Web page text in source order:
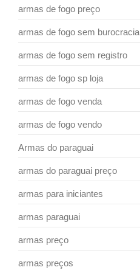
armas de fogo preço
armas de fogo sem burocracia
armas de fogo sem registro
armas de fogo sp loja
armas de fogo venda
armas de fogo vendo
Armas do paraguai
armas do paraguai preço
armas para iniciantes
armas paraguai
armas preço
armas preços